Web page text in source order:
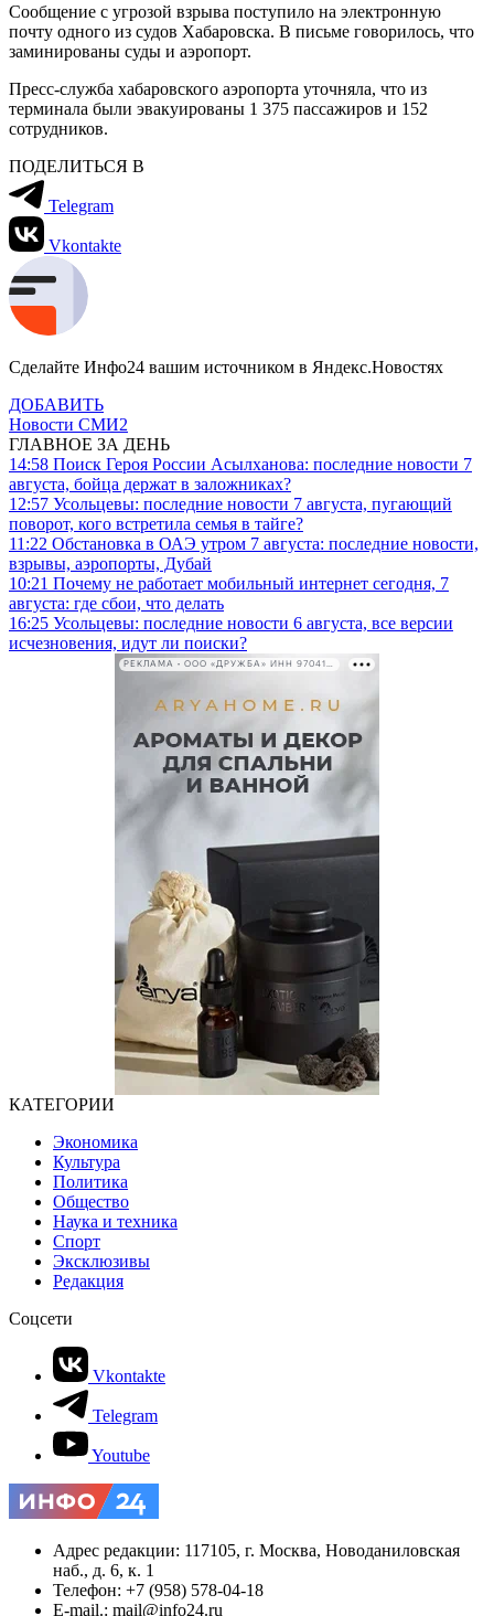
Сообщение с угрозой взрыва поступило на электронную
почту одного из судов Хабаровска. В письме говорилось, что
заминированы суды и аэропорт.
Пресс-служба хабаровского аэропорта уточняла, что из
терминала были эвакуированы 1 375 пассажиров и 152
сотрудников.
ПОДЕЛИТЬСЯ В
Telegram
Vkontakte
Сделайте Инфо24 вашим источником в Яндекс.Новостях
ДОБАВИТЬ
Новости СМИ2
ГЛАВНОЕ ЗА ДЕНЬ
14:58 Поиск Героя России Асылханова: последние новости 7
августа, бойца держат в заложниках?
12:57 Усольцевы: последние новости 7 августа, пугающий
поворот, кого встретила семья в тайге?
11:22 Обстановка в ОАЭ утром 7 августа: последние новости,
взрывы, аэропорты, Дубай
10:21 Почему не работает мобильный интернет сегодня, 7
августа: где сбои, что делать
16:25 Усольцевы: последние новости 6 августа, все версии
исчезновения, идут ли поиски?
РЕКЛАМА • ООО «ДРУЖБА» ИНН 9704146411
КАТЕГОРИИ
Экономика
Культура
Политика
Общество
Наука и техника
Спорт
Эксклюзивы
Редакция
Соцсети
Vkontakte
Telegram
Youtube
Адрес редакции: 117105, г. Москва, Новоданиловская
наб., д. 6, к. 1
Телефон: +7 (958) 578-04-18
E-mail.: mail@info24.ru